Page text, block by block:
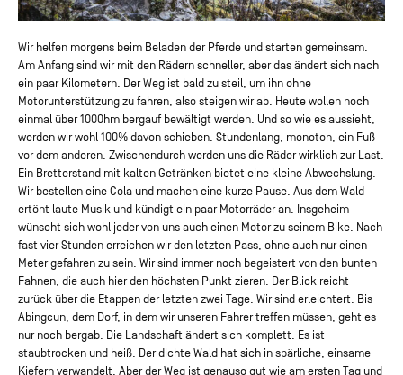
Wir helfen morgens beim Beladen der Pferde und starten gemeinsam.
Am Anfang sind wir mit den Rädern schneller, aber das ändert sich nach
ein paar Kilometern. Der Weg ist bald zu steil, um ihn ohne
Motorunterstützung zu fahren, also steigen wir ab. Heute wollen noch
einmal über 1000hm bergauf bewältigt werden. Und so wie es aussieht,
werden wir wohl 100% davon schieben. Stundenlang, monoton, ein Fuß
vor dem anderen. Zwischendurch werden uns die Räder wirklich zur Last.
Ein Bretterstand mit kalten Getränken bietet eine kleine Abwechslung.
Wir bestellen eine Cola und machen eine kurze Pause. Aus dem Wald
ertönt laute Musik und kündigt ein paar Motorräder an. Insgeheim
wünscht sich wohl jeder von uns auch einen Motor zu seinem Bike. Nach
fast vier Stunden erreichen wir den letzten Pass, ohne auch nur einen
Meter gefahren zu sein. Wir sind immer noch begeistert von den bunten
Fahnen, die auch hier den höchsten Punkt zieren. Der Blick reicht
zurück über die Etappen der letzten zwei Tage. Wir sind erleichtert. Bis
Abingcun, dem Dorf, in dem wir unseren Fahrer treffen müssen, geht es
nur noch bergab. Die Landschaft ändert sich komplett. Es ist
staubtrocken und heiß. Der dichte Wald hat sich in spärliche, einsame
Kiefern verwandelt. Aber der Weg ist genauso gut wie am ersten Tag und